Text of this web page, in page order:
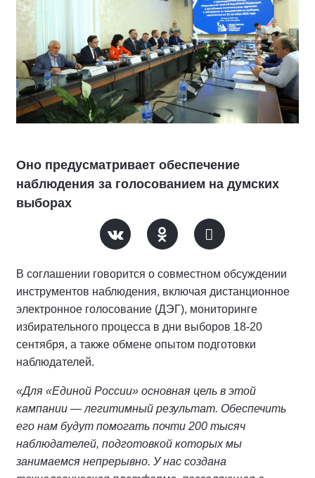
Оно предусматривает обеспечение
наблюдения за голосованием на думских
выборах
В соглашении говорится о совместном обсуждении
инструментов наблюдения, включая дистанционное
электронное голосование (ДЭГ), мониторинге
избирательного процесса в дни выборов 18-20
сентября, а также обмене опытом подготовки
наблюдателей.
«Для «Единой России» основная цель в этой
кампании — легитимный результат. Обеспечить
его нам будут помогать почти 200 тысяч
наблюдателей, подготовкой которых мы
занимаемся непрерывно. У нас создана